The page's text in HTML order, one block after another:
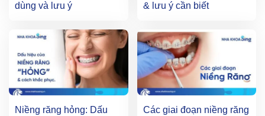
dùng và lưu ý
& lưu ý cần biết
Niềng răng hỏng: Dấu
Các giai đoạn niềng răng